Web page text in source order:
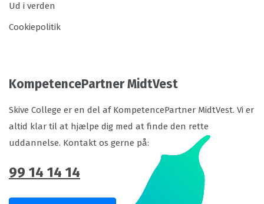
Ud i verden
Cookiepolitik
KompetencePartner MidtVest
Skive College er en del af KompetencePartner MidtVest. Vi er
altid klar til at hjælpe dig med at finde den rette
uddannelse. Kontakt os gerne på:
99 14 14 14